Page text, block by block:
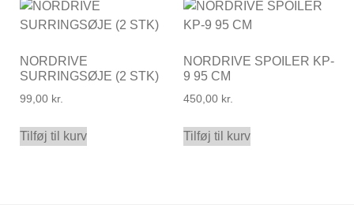
NORDRIVE
SURRINGSØJE (2 STK)
99,00 kr.
Tilføj til kurv
NORDRIVE SPOILER KP-
9 95 CM
450,00 kr.
Tilføj til kurv